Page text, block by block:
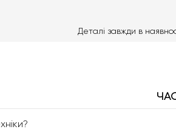
Деталі завжди в